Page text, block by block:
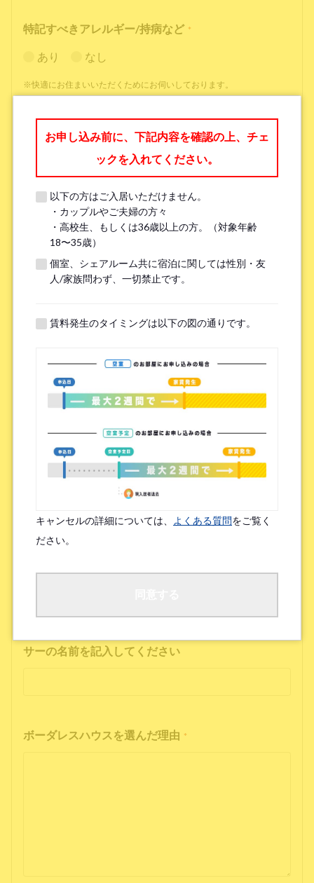
特記すべきアレルギー/持病など *
あり なし
※快適にお住まいいただくためにお伺いしております。
*
勤務先名、学校名 *
※無職の方は無しとご記入ください
提携機関 ※以下の提携機関に所属されている方はお選び下さい。
ボーダレスハウスを知ったきっかけ *
検索エンジン（Google／Yahoo! など）
広告を見て（Google広告／SNS広告 など）
物件ポータルサイト
ブログやWeb記事を読んで
友人/知人からの口コミ
所属先からの紹介
SNSインフルエンサーの投稿を見た
サーの名前を記入してください
ボーダレスハウスを選んだ理由 *
お申し込み前に、下記内容を確認の上、チェ
ックを入れてください。
以下の方はご入居いただけません。
・カップルやご夫婦の方々
・高校生、もしくは36歳以上の方。（対象年齢
18〜35歳）
個室、シェアルーム共に宿泊に関しては性別・友
人/家族問わず、一切禁止です。
賃料発生のタイミングは以下の図の通りです。
キャンセルの詳細については、 よくある質問をご覧く
ださい。